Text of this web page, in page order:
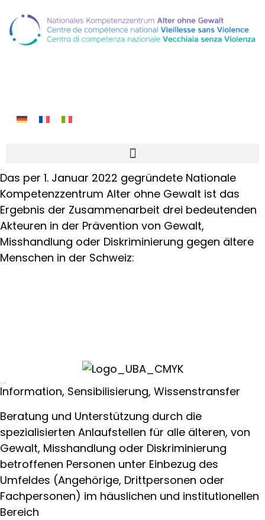
Das per 1. Januar 2022 gegründete Nationale
Kompetenzzentrum Alter ohne Gewalt ist das
Ergebnis der Zusammenarbeit drei bedeutenden
Akteuren in der Prävention von Gewalt,
Misshandlung oder Diskriminierung gegen ältere
Menschen in der Schweiz:
Information, Sensibilisierung, Wissenstransfer
Beratung und Unterstützung durch die
spezialisierten Anlaufstellen für alle älteren, von
Gewalt, Misshandlung oder Diskriminierung
betroffenen Personen unter Einbezug des
Umfeldes (Angehörige, Drittpersonen oder
Fachpersonen) im häuslichen und institutionellen
Bereich